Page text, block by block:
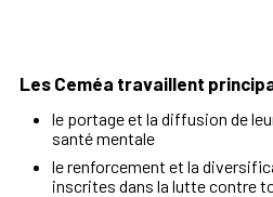
Les Ceméa travaillent
le portage et la diffusion de
santé mentale
le renforcement et la
inscrites dans la lutte contre